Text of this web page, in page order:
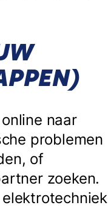
naar
problemen
of
zoeken.